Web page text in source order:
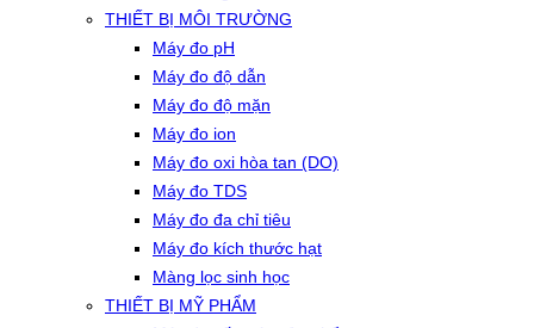
THIẾT BỊ MÔI TRƯỜNG
Máy đo pH
Máy đo độ dẫn
Máy đo độ mặn
Máy đo ion
Máy đo oxi hòa tan (DO)
Máy đo TDS
Máy đo đa chỉ tiêu
Máy đo kích thước hạt
Màng lọc sinh học
THIẾT BỊ MỸ PHẨM